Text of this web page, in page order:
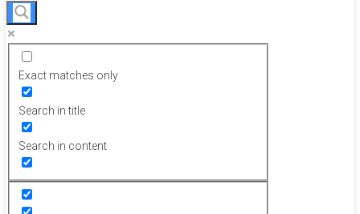
Exact matches only
Search in title
Search in content